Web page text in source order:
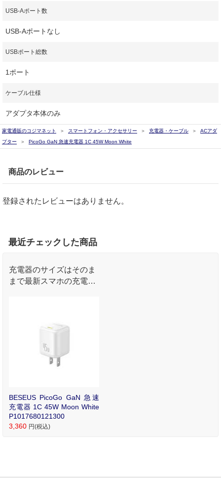
USB-Aポート数
USB-Aポートなし
USBポート総数
1ポート
ケーブル仕様
アダプタ本体のみ
家電通販のコジマネット スマートフォン・アクセサリー 充電器・ケーブル
ACアダ
プター
PicoGo GaN 急速充電器 1C 45W Moon White
商品のレビュー
登録されたレビューはありません。
最近チェックした商品
充電器のサイズはそのま
まで最新スマホの充電速
BESEUS PicoGo GaN 急速
充電器 1C 45W Moon White
P1017680121300
3,360 円(税込)